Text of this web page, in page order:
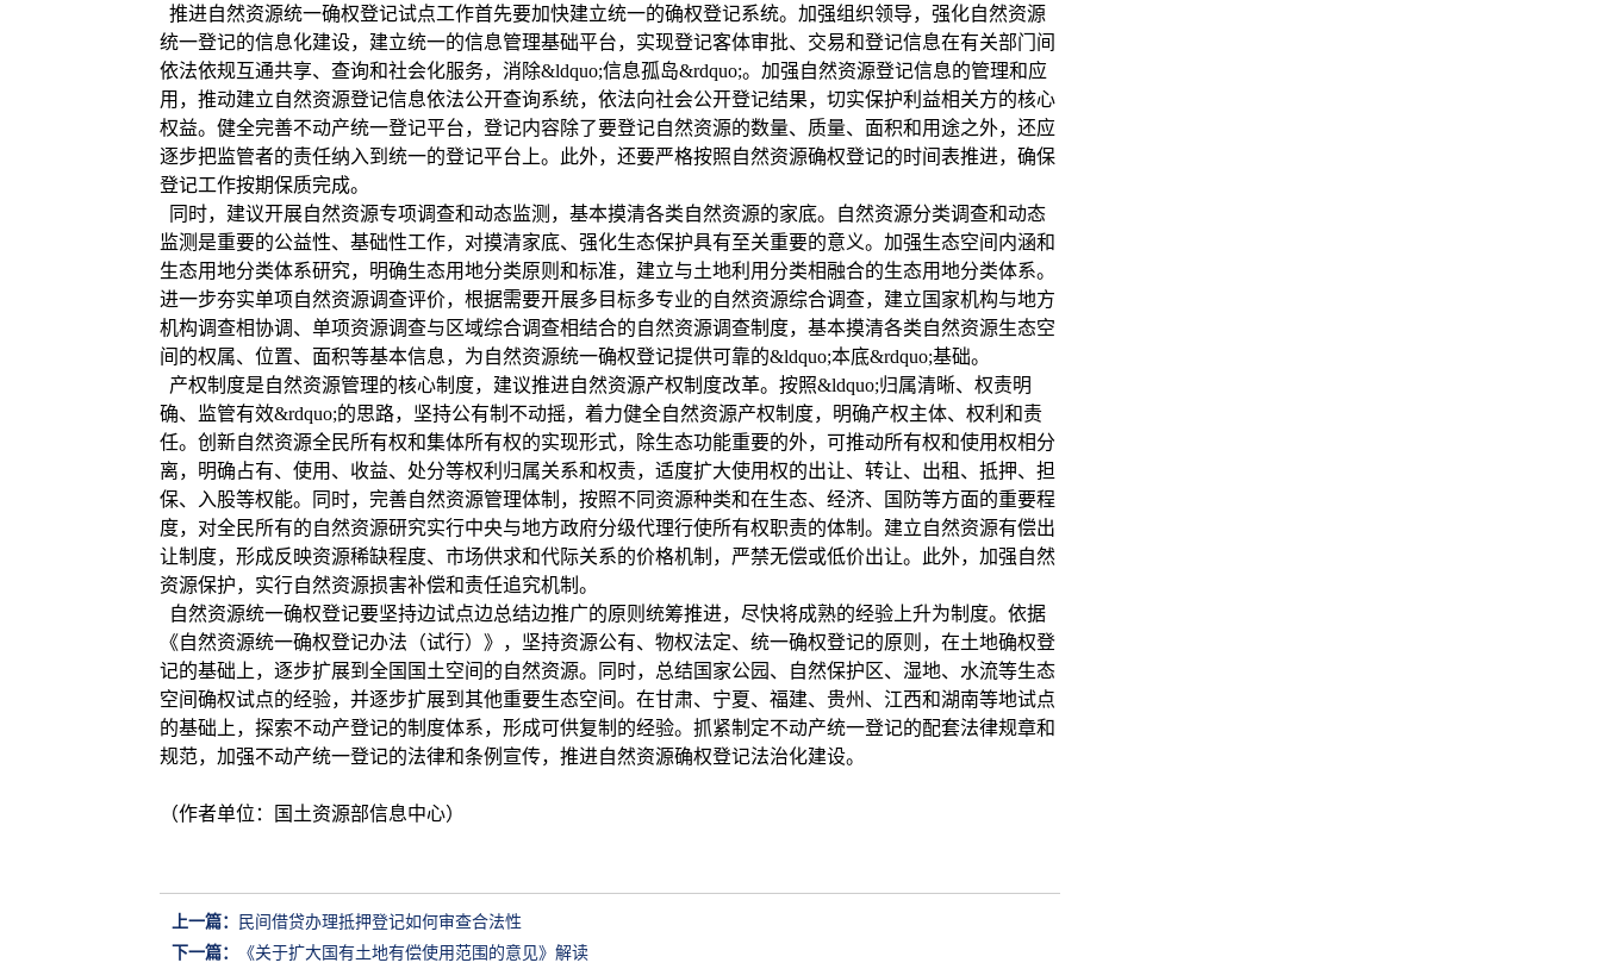
推进自然资源统一确权登记试点工作首先要加快建立统一的确权登记系统。加强组织领导，强化自然资源
统一登记的信息化建设，建立统一的信息管理基础平台，实现登记客体审批、交易和登记信息在有关部门间
依法依规互通共享、查询和社会化服务，消除&ldquo;信息孤岛&rdquo;。加强自然资源登记信息的管理和应
用，推动建立自然资源登记信息依法公开查询系统，依法向社会公开登记结果，切实保护利益相关方的核心
权益。健全完善不动产统一登记平台，登记内容除了要登记自然资源的数量、质量、面积和用途之外，还应
逐步把监管者的责任纳入到统一的登记平台上。此外，还要严格按照自然资源确权登记的时间表推进，确保
登记工作按期保质完成。
同时，建议开展自然资源专项调查和动态监测，基本摸清各类自然资源的家底。自然资源分类调查和动态
监测是重要的公益性、基础性工作，对摸清家底、强化生态保护具有至关重要的意义。加强生态空间内涵和
生态用地分类体系研究，明确生态用地分类原则和标准，建立与土地利用分类相融合的生态用地分类体系。
进一步夯实单项自然资源调查评价，根据需要开展多目标多专业的自然资源综合调查，建立国家机构与地方
机构调查相协调、单项资源调查与区域综合调查相结合的自然资源调查制度，基本摸清各类自然资源生态空
间的权属、位置、面积等基本信息，为自然资源统一确权登记提供可靠的&ldquo;本底&rdquo;基础。
产权制度是自然资源管理的核心制度，建议推进自然资源产权制度改革。按照&ldquo;归属清晰、权责明
确、监管有效&rdquo;的思路，坚持公有制不动摇，着力健全自然资源产权制度，明确产权主体、权利和责
任。创新自然资源全民所有权和集体所有权的实现形式，除生态功能重要的外，可推动所有权和使用权相分
离，明确占有、使用、收益、处分等权利归属关系和权责，适度扩大使用权的出让、转让、出租、抵押、担
保、入股等权能。同时，完善自然资源管理体制，按照不同资源种类和在生态、经济、国防等方面的重要程
度，对全民所有的自然资源研究实行中央与地方政府分级代理行使所有权职责的体制。建立自然资源有偿出
让制度，形成反映资源稀缺程度、市场供求和代际关系的价格机制，严禁无偿或低价出让。此外，加强自然
资源保护，实行自然资源损害补偿和责任追究机制。
自然资源统一确权登记要坚持边试点边总结边推广的原则统筹推进，尽快将成熟的经验上升为制度。依据
《自然资源统一确权登记办法（试行）》，坚持资源公有、物权法定、统一确权登记的原则，在土地确权登
记的基础上，逐步扩展到全国国土空间的自然资源。同时，总结国家公园、自然保护区、湿地、水流等生态
空间确权试点的经验，并逐步扩展到其他重要生态空间。在甘肃、宁夏、福建、贵州、江西和湖南等地试点
的基础上，探索不动产登记的制度体系，形成可供复制的经验。抓紧制定不动产统一登记的配套法律规章和
规范，加强不动产统一登记的法律和条例宣传，推进自然资源确权登记法治化建设。
（作者单位：国土资源部信息中心）
上一篇：
民间借贷办理抵押登记如何审查合法性
下一篇：
《关于扩大国有土地有偿使用范围的意见》解读